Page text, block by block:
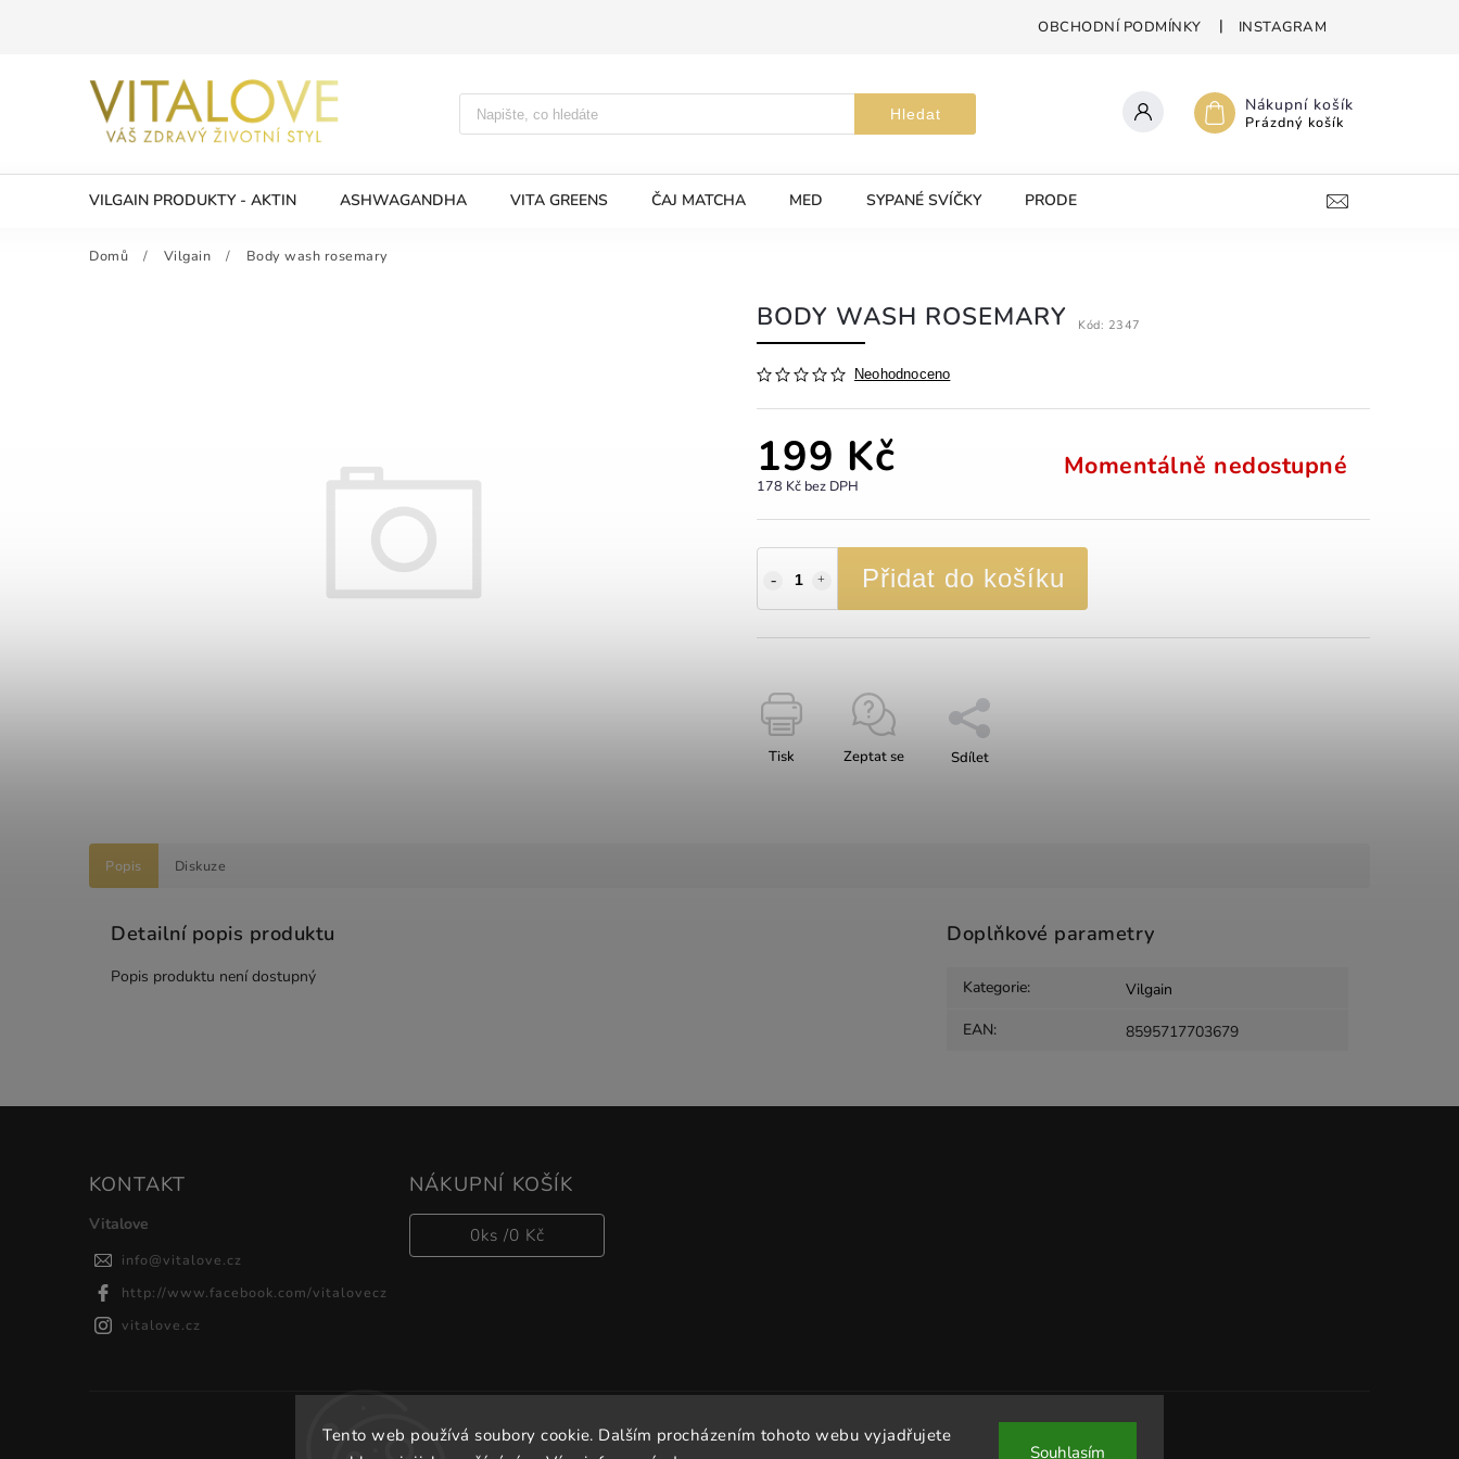
Tento web používá soubory cookie. Dalším procházením tohoto webu vyjadřujete
Souhlasím
OBCHODNÍ PODMÍNKY INSTAGRAM
Hledat Nákupní košík
Prázdný košík
VILGAIN PRODUKTY - AKTIN ASHWAGANDHA VITA GREENS ČAJ MATCHA MED SYPANÉ SVÍČKY PRODEJNA
Domů / Vilgain / Body wash rosemary
BODY WASH ROSEMARY Kód: 2347
Neohodnoceno
199 Kč
178 Kč bez DPH
Momentálně nedostupné
Přidat do košíku
Tisk Zeptat se Sdílet
Popis Diskuze
Detailní popis produktu
Popis produktu není dostupný
Doplňkové parametry
Kategorie:
Vilgain
EAN: 8595717703679
KONTAKT
Vitalove
info@vitalove.cz
http://www.facebook.com/vitalovecz
vitalove.cz
NÁKUPNÍ KOŠÍK
0ks /0 Kč
Copyright 2026 Vitalove. Všechna práva vyhrazena.